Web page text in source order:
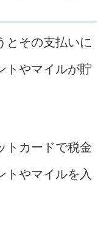
とその支払いに
トやマイルが貯
トカードで税金
トやマイルを入